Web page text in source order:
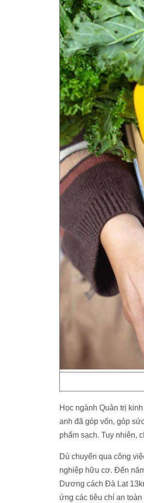
Học ngành Quản trị
anh đã góp vốn, góp
phẩm sạch. Tuy nhiên,
Dù chuyển qua công
nghiệp hữu cơ. Đến
Dương cách Đà Lạt
ứng các tiêu chí an